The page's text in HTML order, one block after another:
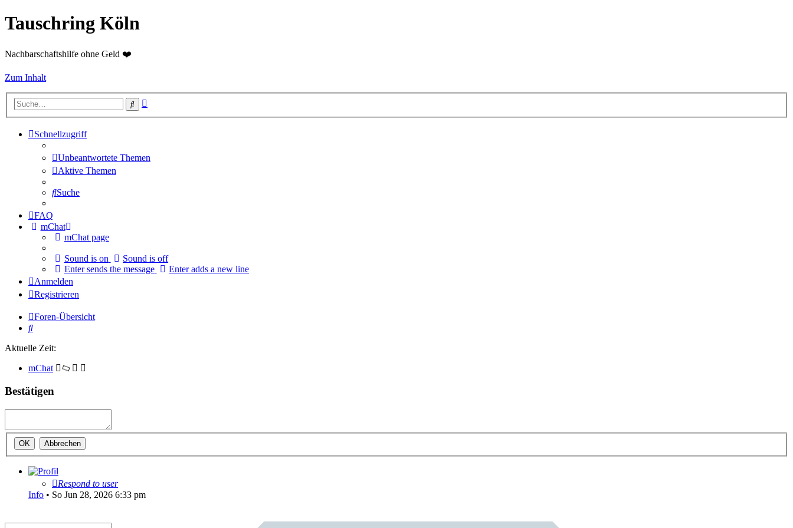
Tauschring Köln
Nachbarschaftshilfe ohne Geld ❤️
Zum Inhalt
Suche
Schnellzugriff
Unbeantwortete Themen
Aktive Themen
Suche
FAQ
mChat
mChat page
Sound is on
Sound is off
Enter sends the message
Enter adds a new line
Anmelden
Registrieren
Foren-Übersicht
Suche
Aktuelle Zeit:
mChat
Bestätigen
Respond to user
Info • So Jun 28, 2026 6:33 pm